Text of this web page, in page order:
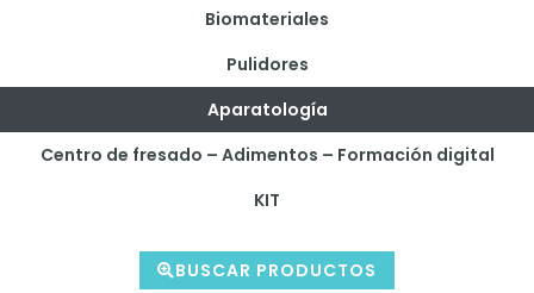
Biomateriales
Pulidores
Aparatología
Centro de fresado – Adimentos – Formación digital
KIT
BUSCAR PRODUCTOS